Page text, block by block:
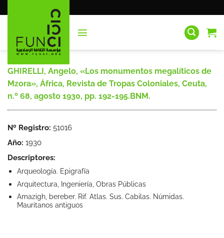
al
GHIRELLI, Angelo, «Los monumentos megalíticos de
Mzora», África, Revista de Tropas Coloniales, Ceuta,
n.º 68, agosto 1930, pp. 192-195.BNM.
Nº Registro: 51016
Año: 1930
Descriptores:
Arqueología. Epigrafía
Arquitectura, Ingeniería, Obras Públicas
Amazigh, bereber. Rif. Atlas. Sus. Cabilas. Númidas.
Mauritanos antiguos